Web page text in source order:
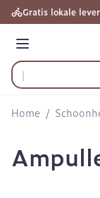
Ga naar de
Gratis lokale
Menu
Product, merk,
Home /